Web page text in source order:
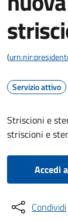
(
Servizio attivo
Striscioni e
striscioni e
Accedi
Condividi